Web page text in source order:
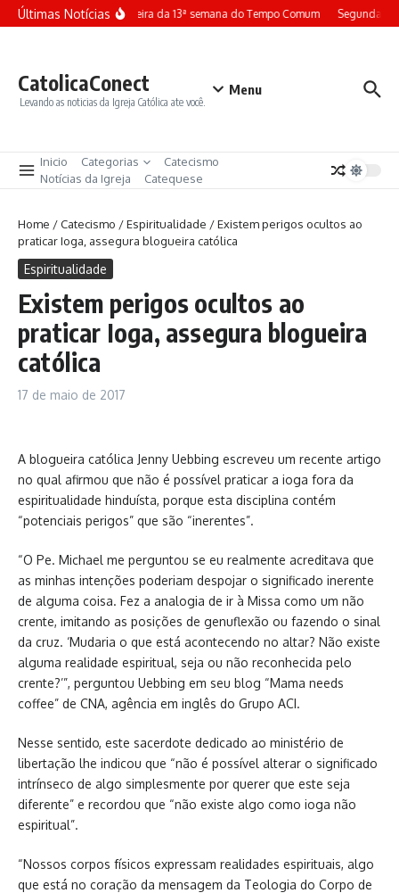
Ir para o conteúdo
Últimas NotíciasTerça-feira da 13ª semana do Tempo Comum Segunda-
CatolicaConect
Levando as noticias da Igreja Católica ate você.
Menu
Inicio Categorias
Catecismo
Notícias da Igreja
Catequese
Home /Catecismo /Espiritualidade /Existem perigos ocultos ao
praticar Ioga, assegura blogueira católica
Espiritualidade
Existem perigos ocultos ao
praticar Ioga, assegura blogueira
católica
17 de maio de 2017
A blogueira católica Jenny Uebbing escreveu um recente artigo
no qual afirmou que não é possível praticar a ioga fora da
espiritualidade hinduísta, porque esta disciplina contém
“potenciais perigos” que são “inerentes”.
“O Pe. Michael me perguntou se eu realmente acreditava que
as minhas intenções poderiam despojar o significado inerente
de alguma coisa. Fez a analogia de ir à Missa como um não
crente, imitando as posições de genuflexão ou fazendo o sinal
da cruz. ‘Mudaria o que está acontecendo no altar? Não existe
alguma realidade espiritual, seja ou não reconhecida pelo
crente?’”, perguntou Uebbing em seu blog “Mama needs
coffee” de CNA, agência em inglês do Grupo ACI.
Nesse sentido, este sacerdote dedicado ao ministério de
libertação lhe indicou que “não é possível alterar o significado
intrínseco de algo simplesmente por querer que este seja
diferente” e recordou que “não existe algo como ioga não
espiritual”.
“Nossos corpos físicos expressam realidades espirituais, algo
que está no coração da mensagem da Teologia do Corpo de